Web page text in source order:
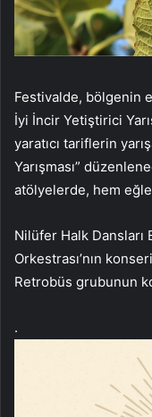
Festivalde, bölgenin
İyi İncir Yetiştirici
yaratıcı tariflerin
Yarışması”
atölyelerde, hem
Nilüfer Halk Dansları
Orkestrası’nın
Retrobüs grubunun
.